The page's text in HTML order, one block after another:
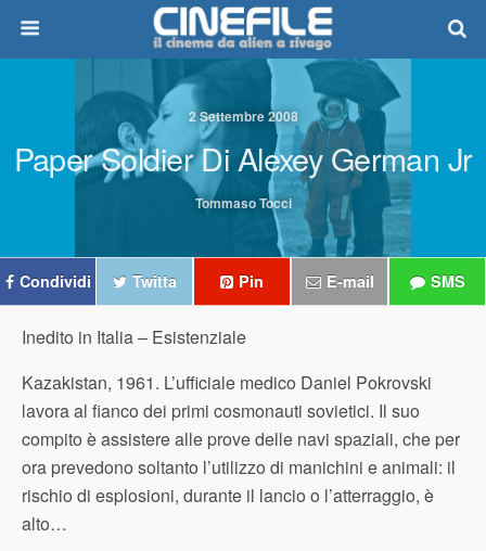
2 Settembre 2008
Paper Soldier Di Alexey German Jr
Tommaso Tocci
Condividi Twitta Pin E-mail SMS
Inedito in Italia – Esistenziale
Kazakistan, 1961. L’ufficiale medico Daniel Pokrovski
lavora al fianco dei primi cosmonauti sovietici. Il suo
compito è assistere alle prove delle navi spaziali, che per
ora prevedono soltanto l’utilizzo di manichini e animali: il
rischio di esplosioni, durante il lancio o l’atterraggio, è
alto…